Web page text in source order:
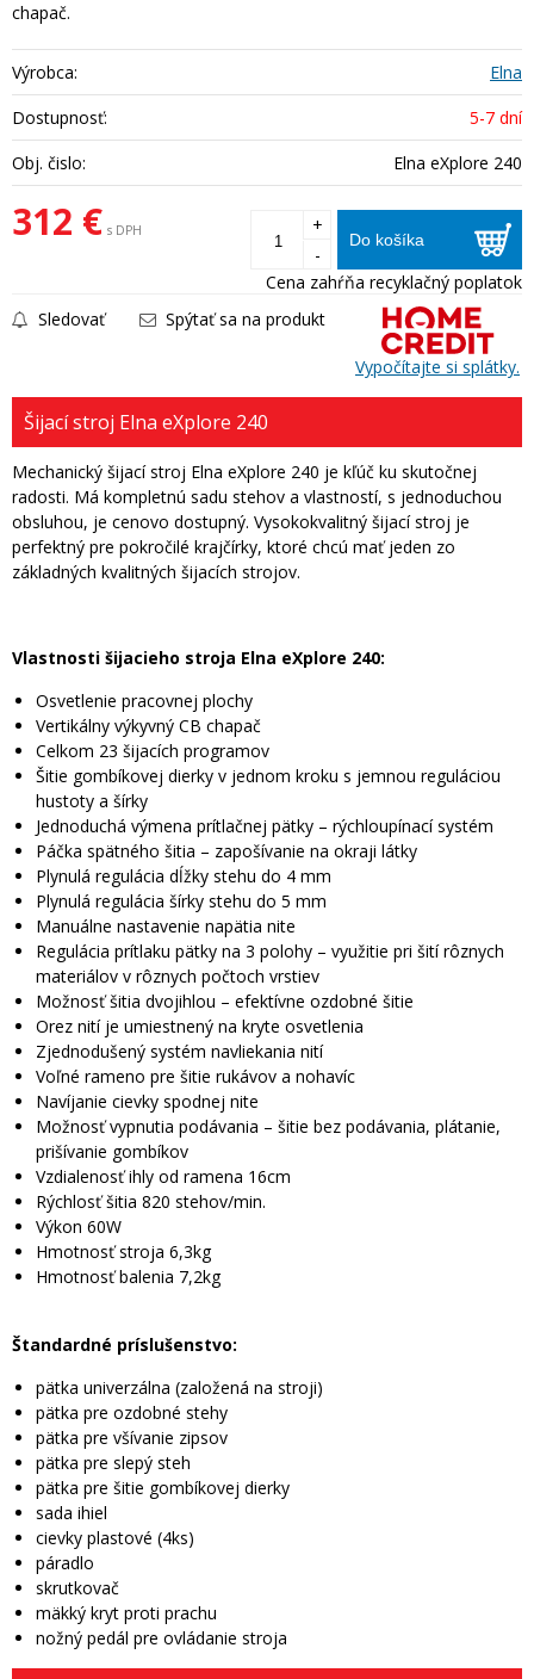
chapač.
Výrobca:
Elna
Dostupnosť:
5-7 dní
Obj. čislo:
Elna eXplore 240
312 € s DPH Do košíka
+
-
Cena zahŕňa recyklačný poplatok
Sledovať
Spýtať sa na produkt
Vypočítajte si splátky.
Šijací stroj Elna eXplore 240
Mechanický šijací stroj Elna eXplore 240 je kľúč ku skutočnej
radosti. Má kompletnú sadu stehov a vlastností, s jednoduchou
obsluhou, je cenovo dostupný. Vysokokvalitný šijací stroj je
perfektný pre pokročilé krajčírky, ktoré chcú mať jeden zo
základných kvalitných šijacích strojov.
Vlastnosti šijacieho stroja Elna eXplore 240:
Osvetlenie pracovnej plochy
Vertikálny výkyvný CB chapač
Celkom 23 šijacích programov
Šitie gombíkovej dierky v jednom kroku s jemnou reguláciou
hustoty a šírky
Jednoduchá výmena prítlačnej pätky – rýchloupínací systém
Páčka spätného šitia – zapošívanie na okraji látky
Plynulá regulácia dĺžky stehu do 4 mm
Plynulá regulácia šírky stehu do 5 mm
Manuálne nastavenie napätia nite
Regulácia prítlaku pätky na 3 polohy – využitie pri šití rôznych
materiálov v rôznych počtoch vrstiev
Možnosť šitia dvojihlou – efektívne ozdobné šitie
Orez nití je umiestnený na kryte osvetlenia
Zjednodušený systém navliekania nití
Voľné rameno pre šitie rukávov a nohavíc
Navíjanie cievky spodnej nite
Možnosť vypnutia podávania – šitie bez podávania, plátanie,
prišívanie gombíkov
Vzdialenosť ihly od ramena 16cm
Rýchlosť šitia 820 stehov/min.
Výkon 60W
Hmotnosť stroja 6,3kg
Hmotnosť balenia 7,2kg
Štandardné príslušenstvo:
pätka univerzálna (založená na stroji)
pätka pre ozdobné stehy
pätka pre všívanie zipsov
pätka pre slepý steh
pätka pre šitie gombíkovej dierky
sada ihiel
cievky plastové (4ks)
páradlo
skrutkovač
mäkký kryt proti prachu
nožný pedál pre ovládanie stroja